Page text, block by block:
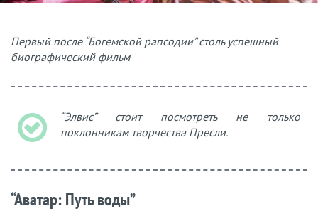
Первый после “Богемской рапсодии” столь успешный
биографический фильм
“Элвис” стоит посмотреть не только
поклонникам творчества Пресли.
“Аватар: Путь воды”